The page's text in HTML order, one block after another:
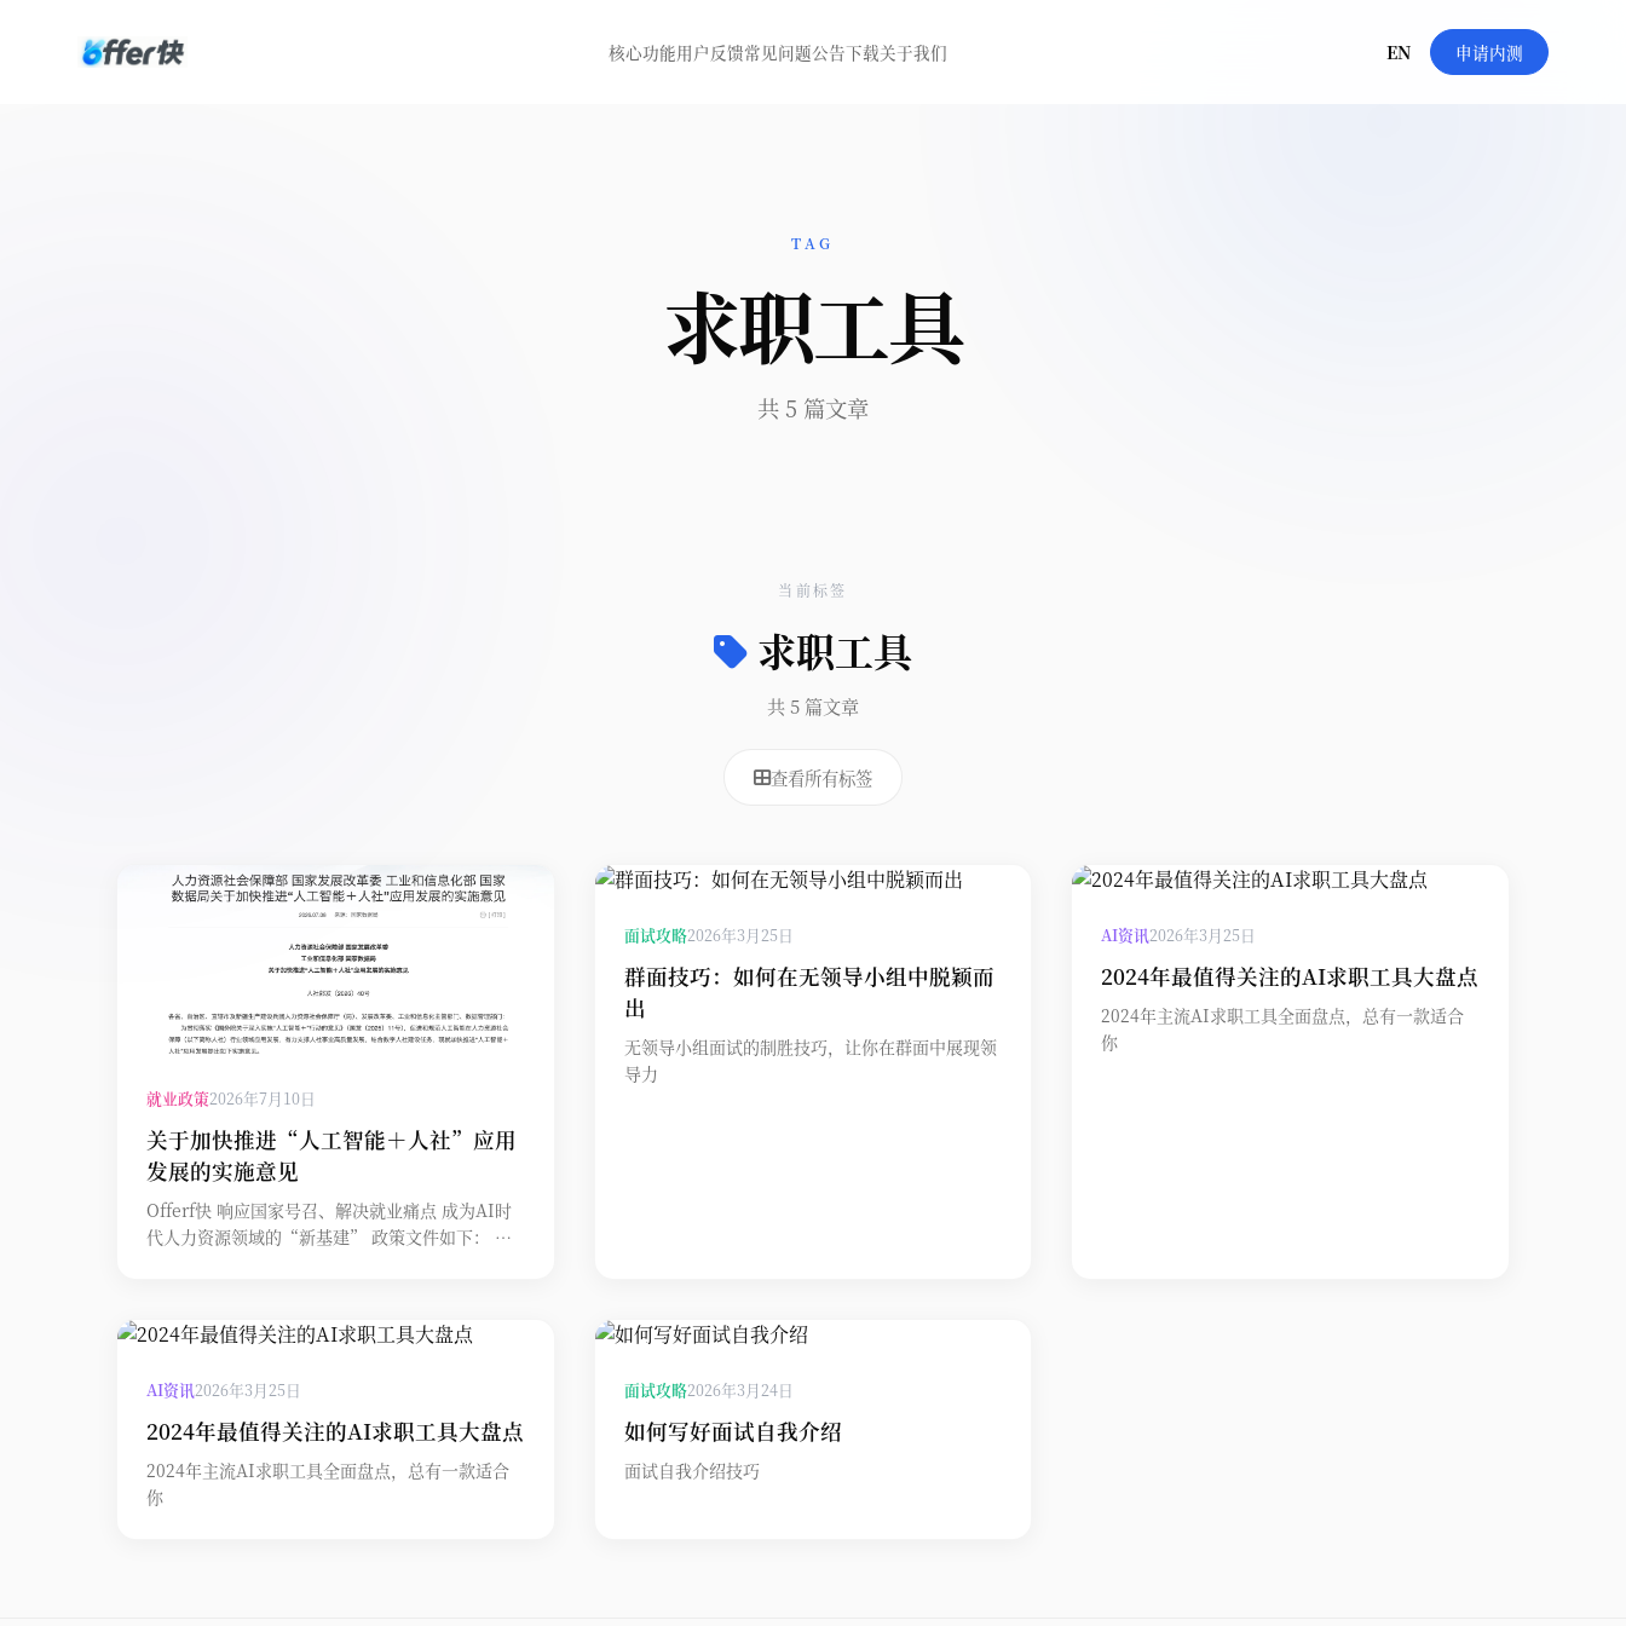
核心功能用户反馈常见问题公告下载关于我们 EN 申请内测
TAG
求职工具
共 5 篇文章
当前标签
求职工具
共 5 篇文章
查看所有标签
就业政策2026年7月10日
关于加快推进“人工智能＋人社”应用
发展的实施意见
Offerf快 响应国家号召、解决就业痛点 成为AI时
代人力资源领域的“新基建” 政策文件如下： 人
面试攻略2026年3月25日
群面技巧：如何在无领导小组中脱颖而
出
无领导小组面试的制胜技巧，让你在群面中展现领
导力
AI资讯2026年3月25日
2024年最值得关注的AI求职工具大盘点
2024年主流AI求职工具全面盘点，总有一款适合
你
AI资讯2026年3月25日
2024年最值得关注的AI求职工具大盘点
2024年主流AI求职工具全面盘点，总有一款适合
你
面试攻略2026年3月24日
如何写好面试自我介绍
面试自我介绍技巧